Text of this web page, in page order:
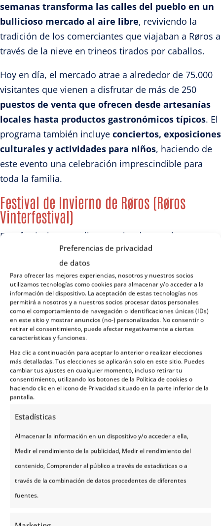
Preferencias de privacidad
de datos
Para ofrecer las mejores experiencias, nosotros y nuestros socios
utilizamos tecnologías como cookies para almacenar y/o acceder a la
información del dispositivo. La aceptación de estas tecnologías nos
permitirá a nosotros y a nuestros socios procesar datos personales
como el comportamiento de navegación o identificaciones únicas (IDs)
en este sitio y mostrar anuncios (no-) personalizados. No consentir o
retirar el consentimiento, puede afectar negativamente a ciertas
características y funciones.
Haz clic a continuación para aceptar lo anterior o realizar elecciones
más detalladas. Tus elecciones se aplicarán solo en este sitio. Puedes
cambiar tus ajustes en cualquier momento, incluso retirar tu
consentimiento, utilizando los botones de la Política de cookies o
haciendo clic en el icono de Privacidad situado en la parte inferior de la
pantalla.
Estadísticas
Almacenar la información en un dispositivo y/o acceder a ella,
Medir el rendimiento de la publicidad, Medir el rendimiento del
contenido, Comprender al público a través de estadísticas o a
través de la combinación de datos procedentes de diferentes
fuentes.
semanas transforma las calles del pueblo en un
bullicioso mercado al aire libre, reviviendo la
tradición de los comerciantes que viajaban a Røros a
través de la nieve en trineos tirados por caballos.
Hoy en día, el mercado atrae a alrededor de 75.000
visitantes que vienen a disfrutar de más de 250
puestos de venta que ofrecen desde artesanías
locales hasta productos gastronómicos típicos. El
programa también incluye conciertos, exposiciones
culturales y actividades para niños, haciendo de
este evento una celebración imprescindible para
toda la familia.
Festival de Invierno de Røros (Røros
Vinterfestival)
Este festival, que se lleva a cabo durante los meses
de invierno, es un escaparate de la cultura noruega,
con una serie de eventos que incluyen
vivo, danzas tradicionales y exhibiciones de arte
También aprovecha al máximo el terreno nevado
ofreciendocompeticiones y actividades de
deportes de invierno, desde esquí de fondo hasta
carreras de trineos tirados por perros.
En losmercados de artesaníapuedes comprar de
todo, desde joyería hecha a mano y tejidos hasta
artículos de cerámica y obras de arte, mientras que
degustar platos tradicionales noruegos
Festival de Jazz de Røros (Røros
Jazzfestival)
El Røros Jazzfestival comenzó como una pequeña
reunión de entusiastas del jazz y ha crecido para